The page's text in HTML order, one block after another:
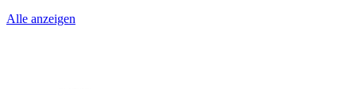
Alle anzeigen